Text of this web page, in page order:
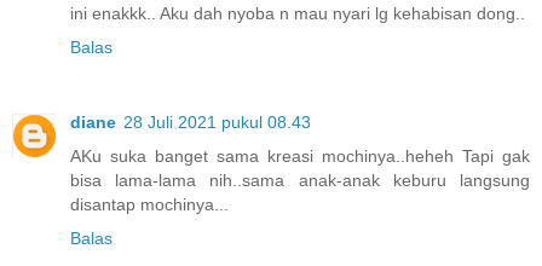
ini enakkk.. Aku dah nyoba n mau nyari lg kehabisan dong..
Balas
diane 28 Juli 2021 pukul 08.43
AKu suka banget sama kreasi mochinya..heheh Tapi gak
bisa lama-lama nih..sama anak-anak keburu langsung
disantap mochinya...
Balas